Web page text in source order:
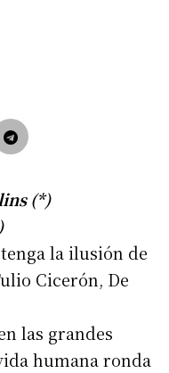
(*)
la ilusión de
Cicerón, De
las grandes
humana ronda